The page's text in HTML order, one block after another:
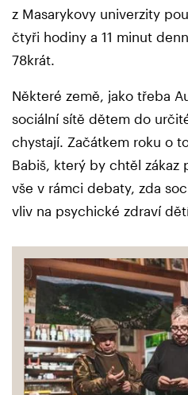
z Masarykovy univerzity
čtyři hodiny a 11 minut
78krát.
Některé země, jako třeba
sociální sítě dětem do
chystají. Začátkem roku o
Babiš, který by chtěl zákaz
vše v rámci debaty, zda
vliv na psychické zdraví